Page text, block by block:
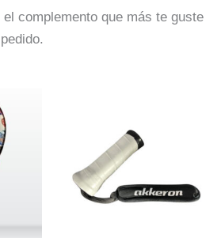
complemento que más te guste